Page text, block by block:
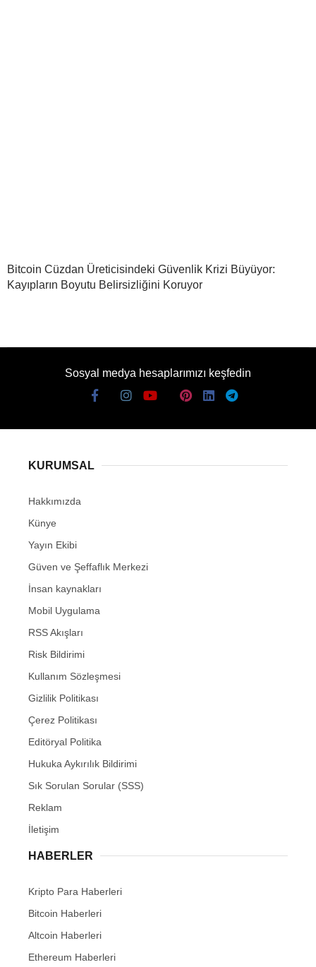
Bitcoin Cüzdan Üreticisindeki Güvenlik Krizi Büyüyor:
Kayıpların Boyutu Belirsizliğini Koruyor
Sosyal medya hesaplarımızı keşfedin
KURUMSAL
Hakkımızda
Künye
Yayın Ekibi
Güven ve Şeffaflık Merkezi
İnsan kaynakları
Mobil Uygulama
RSS Akışları
Risk Bildirimi
Kullanım Sözleşmesi
Gizlilik Politikası
Çerez Politikası
Editöryal Politika
Hukuka Aykırılık Bildirimi
Sık Sorulan Sorular (SSS)
Reklam
İletişim
HABERLER
Kripto Para Haberleri
Bitcoin Haberleri
Altcoin Haberleri
Ethereum Haberleri